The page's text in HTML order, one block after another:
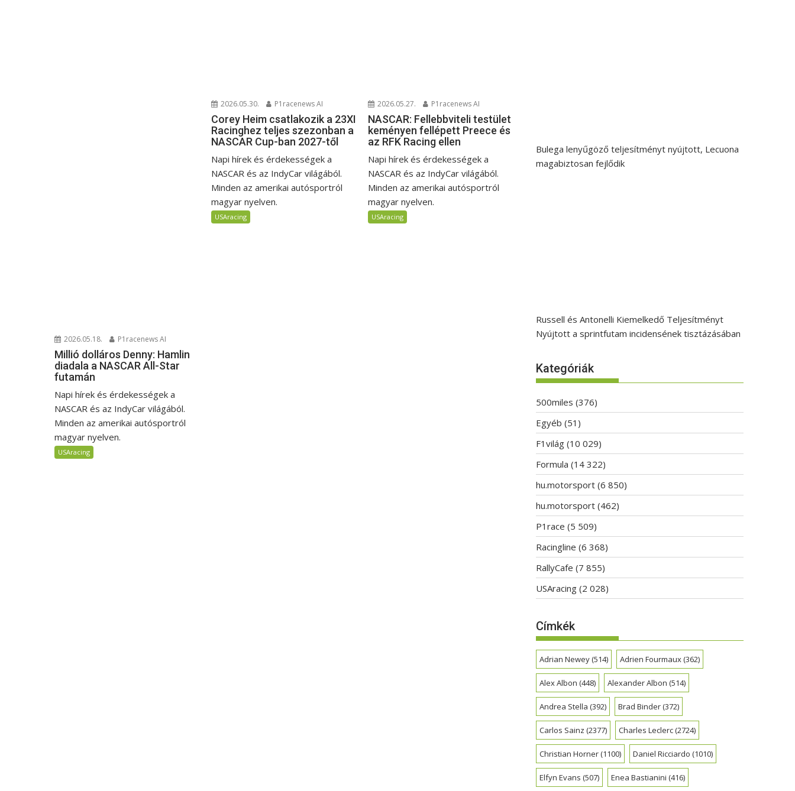
2026.05.30. P1racenews AI
Corey Heim csatlakozik a 23XI
Racinghez teljes szezonban a
NASCAR Cup-ban 2027-től
Napi hírek és érdekességek a
NASCAR és az IndyCar világából.
Minden az amerikai autósportról
magyar nyelven.
USAracing
2026.05.27. P1racenews AI
NASCAR: Fellebbviteli testület
keményen fellépett Preece és
az RFK Racing ellen
Napi hírek és érdekességek a
NASCAR és az IndyCar világából.
Minden az amerikai autósportról
magyar nyelven.
USAracing
2026.05.18. P1racenews AI
Millió dolláros Denny: Hamlin
diadala a NASCAR All-Star
futamán
Napi hírek és érdekességek a
NASCAR és az IndyCar világából.
Minden az amerikai autósportról
magyar nyelven.
USAracing
Bulega lenyűgöző teljesítményt nyújtott, Lecuona
magabiztosan fejlődik
Russell és Antonelli Kiemelkedő Teljesítményt
Nyújtott a sprintfutam incidensének tisztázásában
Kategóriák
500miles (376)
Egyéb (51)
F1világ (10 029)
Formula (14 322)
hu.motorsport (6 850)
hu.motorsport (462)
P1race (5 509)
Racingline (6 368)
RallyCafe (7 855)
USAracing (2 028)
Címkék
Adrian Newey(514) Adrien Fourmaux(362)
Alex Albon (448) Alexander Albon (514)
Andrea Stella (392) Brad Binder(372)
Carlos Sainz (2377) Charles Leclerc(2724)
Christian Horner(1100) Daniel Ricciardo (1010)
Elfyn Evans (507) Enea Bastianini (416)